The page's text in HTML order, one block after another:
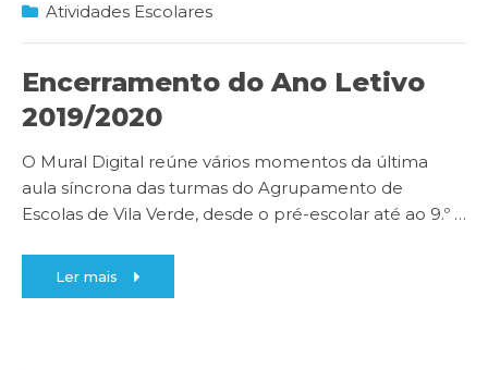
Atividades Escolares
Encerramento do Ano Letivo
2019/2020
O Mural Digital reúne vários momentos da última
aula síncrona das turmas do Agrupamento de
Escolas de Vila Verde, desde o pré-escolar até ao 9.º …
Ler mais